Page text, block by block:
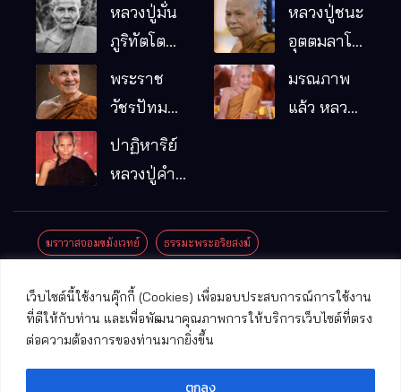
เว็บไซต์นี้ใช้งานคุ๊กกี้ (Cookies) เพื่อมอบประสบการณ์การใช้งาน
ที่ดีให้กับท่าน และเพื่อพัฒนาคุณภาพการให้บริการเว็บไซต์ที่ตรง
ต่อความต้องการของท่านมากยิ่งขึ้น
ตกลง
หลวงปู่มั่น
ภูริทัตโต
พระอริยเจ้า
ผู้เป็นบิดา
รมฐาน
หลวงปู่ชนะ
อุตตมลาโภ
หมากอื๋อ
พระราช
วัชรปัทม
คุณ (หลวง
ปู่บัวเกตุ
แล้ว วัดป่า
อ.แม่ริม
จ.เชียงใหม่
มรณภาพ
แล้ว หลวง
ปาฏิหาริย์
หลวงปู่คำ
มณี
ฆราวาสจอมขมังเวทย์ ธรรมะพระอริยสงฆ์
ปาฏิหาริย์พระเครื่อง
พระพุทธรูปศักดิ์สิทธิ์ วัดที่สําคัญ